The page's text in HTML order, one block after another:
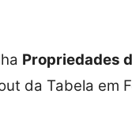
Propriedades
da Tabela em